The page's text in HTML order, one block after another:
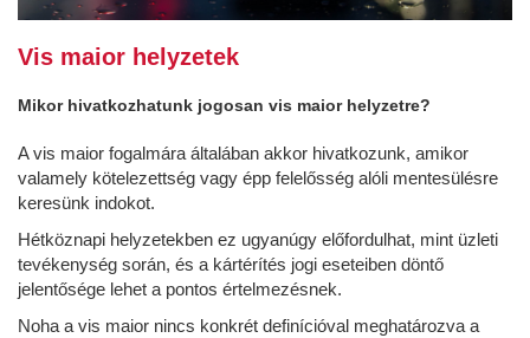
Vis maior helyzetek
Mikor hivatkozhatunk jogosan vis maior helyzetre?
A vis maior fogalmára általában akkor hivatkozunk, amikor
valamely kötelezettség vagy épp felelősség alóli mentesülésre
keresünk indokot.
Hétköznapi helyzetekben ez ugyanúgy előfordulhat, mint üzleti
tevékenység során, és a kártérítés jogi eseteiben döntő
jelentősége lehet a pontos értelmezésnek.
Noha a vis maior nincs konkrét definícióval meghatározva a